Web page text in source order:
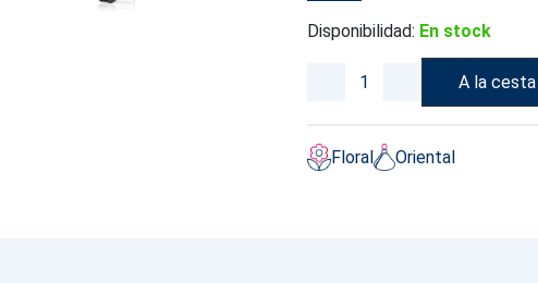
Disponibilidad: En stock
A la cesta
Floral Oriental